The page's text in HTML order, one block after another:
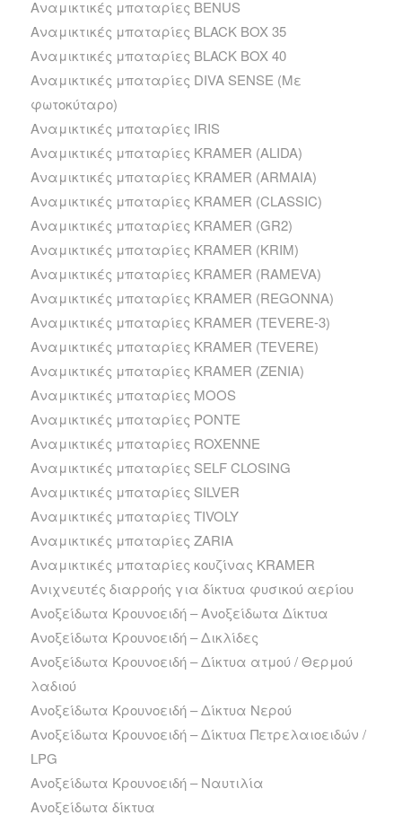
Αναμικτικές μπαταρίες BENUS
Αναμικτικές μπαταρίες BLACK BOX 35
Αναμικτικές μπαταρίες BLACK BOX 40
Αναμικτικές μπαταρίες DIVA SENSE (Με
φωτοκύταρο)
Αναμικτικές μπαταρίες IRIS
Αναμικτικές μπαταρίες KRAMER (ALIDA)
Αναμικτικές μπαταρίες KRAMER (ARMAIA)
Αναμικτικές μπαταρίες KRAMER (CLASSIC)
Αναμικτικές μπαταρίες KRAMER (GR2)
Αναμικτικές μπαταρίες KRAMER (KRIM)
Αναμικτικές μπαταρίες KRAMER (RAMEVA)
Αναμικτικές μπαταρίες KRAMER (REGONNA)
Αναμικτικές μπαταρίες KRAMER (TEVERE-3)
Αναμικτικές μπαταρίες KRAMER (TEVERE)
Αναμικτικές μπαταρίες KRAMER (ZENIA)
Αναμικτικές μπαταρίες MOOS
Αναμικτικές μπαταρίες PONTE
Αναμικτικές μπαταρίες ROXENNE
Αναμικτικές μπαταρίες SELF CLOSING
Αναμικτικές μπαταρίες SILVER
Αναμικτικές μπαταρίες TIVOLY
Αναμικτικές μπαταρίες ZARIA
Αναμικτικές μπαταρίες κουζίνας ΚRAMER
Ανιχνευτές διαρροής για δίκτυα φυσικού αερίου
Ανοξείδωτα Kρουνοειδή – Ανοξείδωτα Δίκτυα
Ανοξείδωτα Kρουνοειδή – Δικλίδες
Ανοξείδωτα Kρουνοειδή – Δίκτυα ατμού / Θερμού
λαδιού
Ανοξείδωτα Kρουνοειδή – Δίκτυα Νερού
Ανοξείδωτα Kρουνοειδή – Δίκτυα Πετρελαιοειδών /
LPG
Ανοξείδωτα Kρουνοειδή – Ναυτιλία
Ανοξείδωτα δίκτυα